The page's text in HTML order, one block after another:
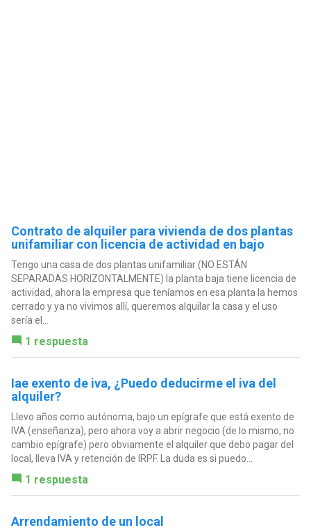
Contrato de alquiler para vivienda de dos plantas
unifamiliar con licencia de actividad en bajo
Tengo una casa de dos plantas unifamiliar (NO ESTÁN
SEPARADAS HORIZONTALMENTE) la planta baja tiene licencia de
actividad, ahora la empresa que teníamos en esa planta la hemos
cerrado y ya no vivimos allí, queremos alquilar la casa y el uso
sería el...
1 respuesta
Iae exento de iva, ¿Puedo deducirme el iva del
alquiler?
Llevo años como autónoma, bajo un epígrafe que está exento de
IVA (enseñanza), pero ahora voy a abrir negocio (de lo mismo, no
cambio epígrafe) pero obviamente el alquiler que debo pagar del
local, lleva IVA y retención de IRPF. La duda es si puedo...
1 respuesta
Arrendamiento de un local